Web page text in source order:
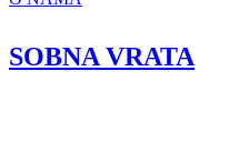
SOBNA VRATA